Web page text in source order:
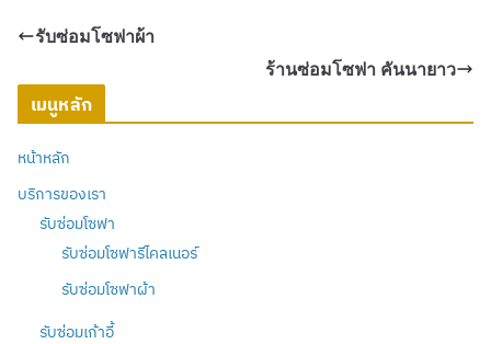
รับซ่อมโซฟาผ้า
ร้านซ่อมโซฟา คันนายาว
เมนูหลัก
หน้าหลัก
บริการของเรา
รับซ่อมโซฟา
รับซ่อมโซฟารีไคลเนอร์
รับซ่อมโซฟาผ้า
รับซ่อมเก้าอี้